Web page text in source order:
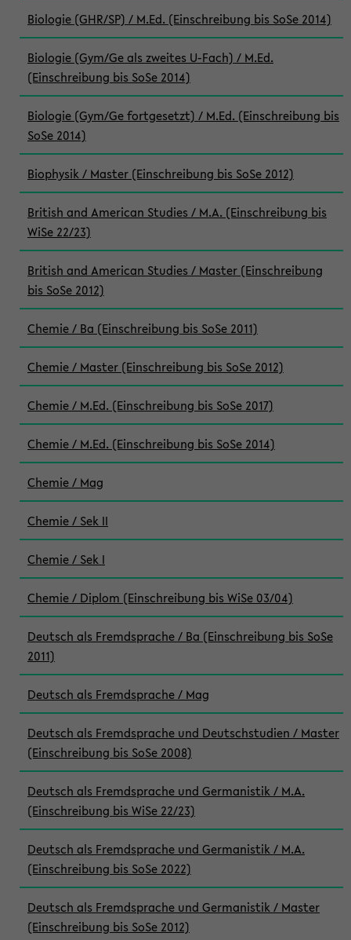
Biologie (GHR/SP) / M.Ed. (Einschreibung bis SoSe 2014)
Biologie (Gym/Ge als zweites U-Fach) / M.Ed.
(Einschreibung bis SoSe 2014)
Biologie (Gym/Ge fortgesetzt) / M.Ed. (Einschreibung bis
SoSe 2014)
Biophysik / Master (Einschreibung bis SoSe 2012)
British and American Studies / M.A. (Einschreibung bis
WiSe 22/23)
British and American Studies / Master (Einschreibung
bis SoSe 2012)
Chemie / Ba (Einschreibung bis SoSe 2011)
Chemie / Master (Einschreibung bis SoSe 2012)
Chemie / M.Ed. (Einschreibung bis SoSe 2017)
Chemie / M.Ed. (Einschreibung bis SoSe 2014)
Chemie / Mag
Chemie / Sek II
Chemie / Sek I
Chemie / Diplom (Einschreibung bis WiSe 03/04)
Deutsch als Fremdsprache / Ba (Einschreibung bis SoSe
2011)
Deutsch als Fremdsprache / Mag
Deutsch als Fremdsprache und Deutschstudien / Master
(Einschreibung bis SoSe 2008)
Deutsch als Fremdsprache und Germanistik / M.A.
(Einschreibung bis WiSe 22/23)
Deutsch als Fremdsprache und Germanistik / M.A.
(Einschreibung bis SoSe 2022)
Deutsch als Fremdsprache und Germanistik / Master
(Einschreibung bis SoSe 2012)